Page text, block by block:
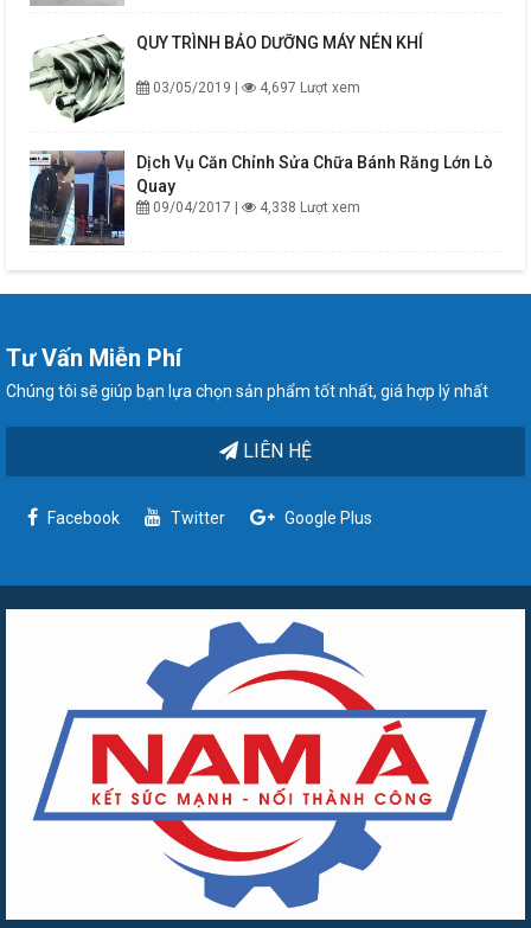
QUY TRÌNH BẢO DƯỠNG MÁY NÉN KHÍ
03/05/2019 | 4,697 Lượt xem
Dịch Vụ Căn Chỉnh Sửa Chữa Bánh Răng Lớn Lò
Quay
09/04/2017 | 4,338 Lượt xem
Tư Vấn Miễn Phí
Chúng tôi sẽ giúp bạn lựa chọn sản phẩm tốt nhất, giá hợp lý nhất
LIÊN HỆ
Facebook Twitter Google Plus